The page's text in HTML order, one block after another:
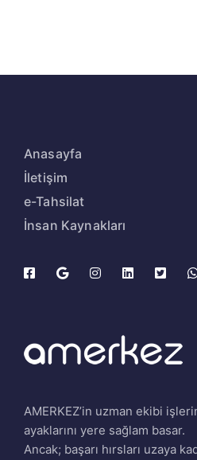
Anasayfa
İletişim
e-Tahsilat
İnsan Kaynakları
AMERKEZ’in uzman ekibi
ayaklarını yere sağlam basar.
Ancak; başarı hırsları uzaya